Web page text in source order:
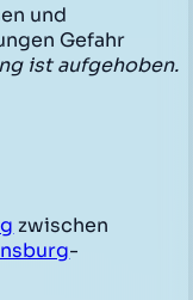
und
Gefahr
ist aufgehoben.
zwischen
-